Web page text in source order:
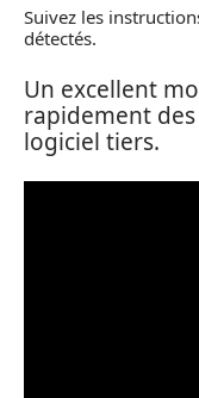
Suivez les
détectés.
Un excellent
rapidement
logiciel tiers.